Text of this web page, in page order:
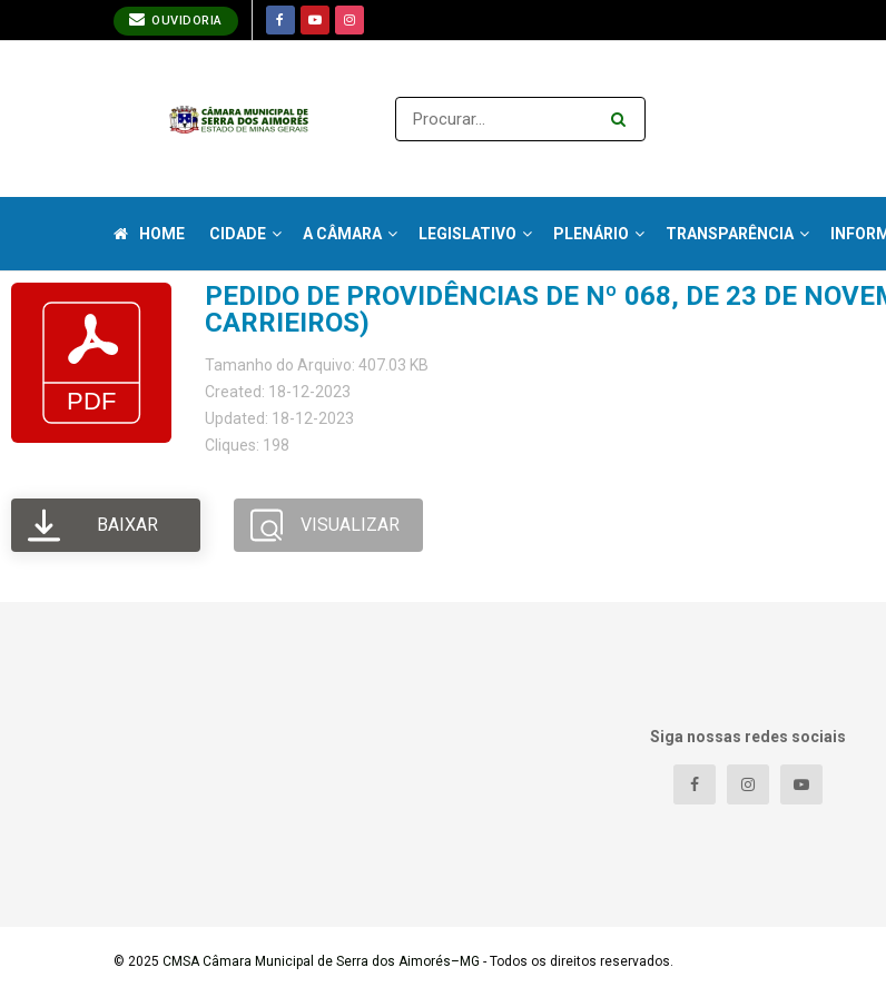
OUVIDORIA
HOME CIDADE A CÂMARA LEGISLATIVO PLENÁRIO TRANSPARÊNCIA
PEDIDO DE PROVIDÊNCIAS DE Nº 068, DE 23 DE
CARRIEIROS)
Tamanho do Arquivo: 407.03 KB
Created: 18-12-2023
Updated: 18-12-2023
Cliques: 198
BAIXAR VISUALIZAR
Siga nossas redes sociais
© 2025 CMSA Câmara Municipal de Serra dos Aimorés–MG - Todos os direitos reservados.